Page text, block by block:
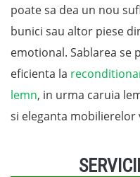
poate sa dea un nou
bunici sau altor piese
emotional. Sablarea se
eficienta la
lemn, in urma caruia
si eleganta mobilierelor